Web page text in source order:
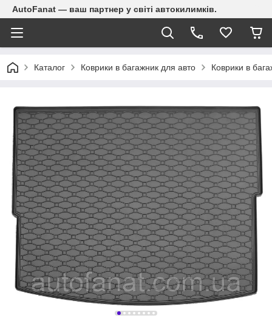
AutoFanat — ваш партнер у світі автокилимків.
Каталог Коврики в багажник для авто Коврики в